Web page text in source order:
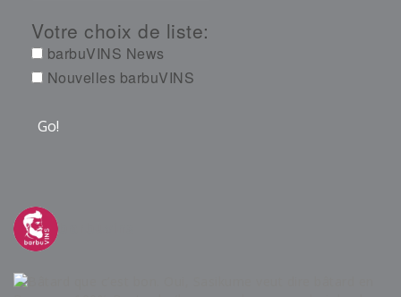
Votre choix de liste:
barbuVINS News
Nouvelles barbuVINS